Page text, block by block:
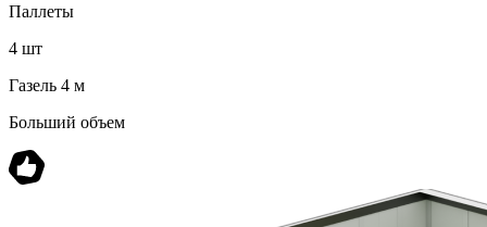
Паллеты
4 шт
Газель 4 м
Больший объем